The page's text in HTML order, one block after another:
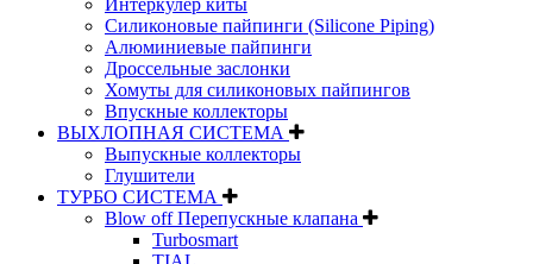
Интеркулер киты
Силиконовые пайпинги (Silicone Piping)
Алюминиевые пайпинги
Дроссельные заслонки
Хомуты для силиконовых пайпингов
Впускные коллекторы
ВЫХЛОПНАЯ СИСТЕМА
Выпускные коллекторы
Глушители
ТУРБО СИСТЕМА
Blow off Перепускные клапана
Turbosmart